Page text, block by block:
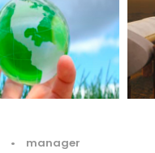
• manager